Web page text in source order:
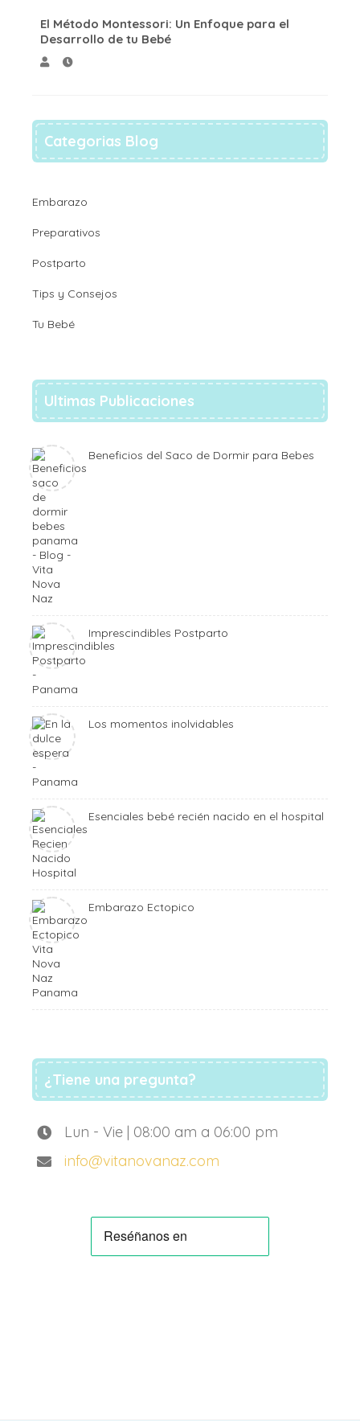
El Método Montessori: Un Enfoque para el
Desarrollo de tu Bebé
Categorias Blog
Embarazo
Preparativos
Postparto
Tips y Consejos
Tu Bebé
Ultimas Publicaciones
Beneficios del Saco de Dormir para Bebes
Imprescindibles Postparto
Los momentos inolvidables
Esenciales bebé recién nacido en el hospital
Embarazo Ectopico
¿Tiene una pregunta?
Lun - Vie | 08:00 am a 06:00 pm
info@vitanovanaz.com